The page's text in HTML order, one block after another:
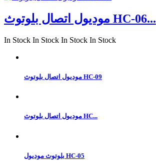
موديول اتصال بلوتوث HC-06...
In Stock In Stock In Stock In Stock
موديول اتصال بلوتوث HC-09
موديول اتصال بلوتوث HC...
بلوتوث موديول HC-05